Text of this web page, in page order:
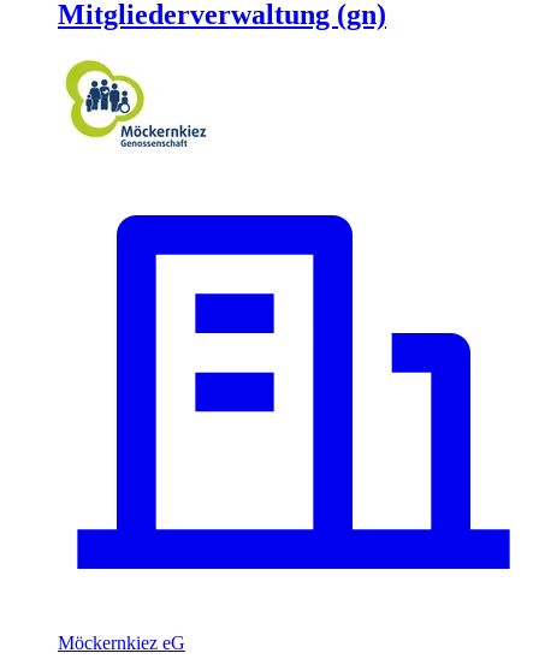
Mitgliederverwaltung (gn)
Möckernkiez eG